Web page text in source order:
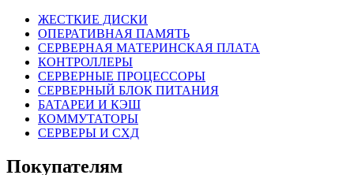
ЖЕСТКИЕ ДИСКИ
ОПЕРАТИВНАЯ ПАМЯТЬ
СЕРВЕРНАЯ МАТЕРИНСКАЯ ПЛАТА
КОНТРОЛЛЕРЫ
СЕРВЕРНЫЕ ПРОЦЕССОРЫ
СЕРВЕРНЫЙ БЛОК ПИТАНИЯ
БАТАРЕИ И КЭШ
КОММУТАТОРЫ
СЕРВЕРЫ И СХД
Покупателям